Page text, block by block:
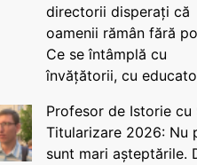
directorii disperați că
oamenii rămân fără
Ce se întâmplă cu
învățătorii, cu
Profesor de Istorie cu
Titularizare 2026: Nu
sunt mari așteptările.